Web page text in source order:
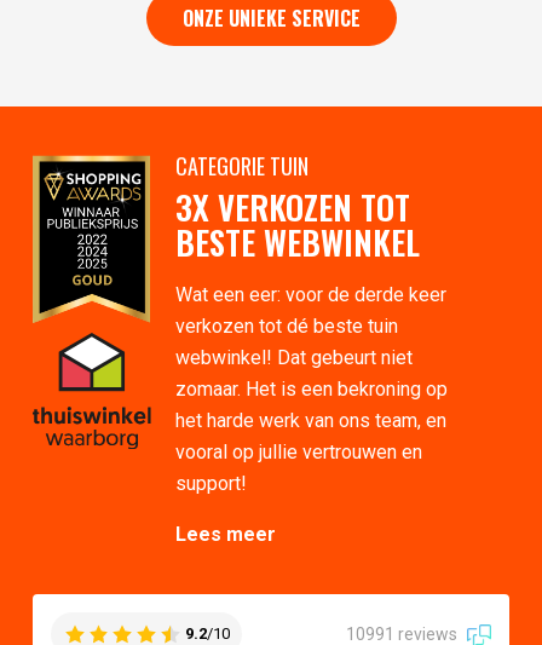
ONZE UNIEKE SERVICE
CATEGORIE TUIN
3X VERKOZEN TOT
BESTE WEBWINKEL
Wat een eer: voor de derde keer
verkozen tot dé beste tuin
webwinkel! Dat gebeurt niet
zomaar. Het is een bekroning op
het harde werk van ons team, en
vooral op jullie vertrouwen en
support!
Lees meer
9.2/10 10991 reviews